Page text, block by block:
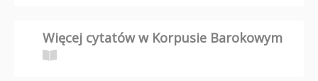
Więcej cytatów w Korpusie Barokowym